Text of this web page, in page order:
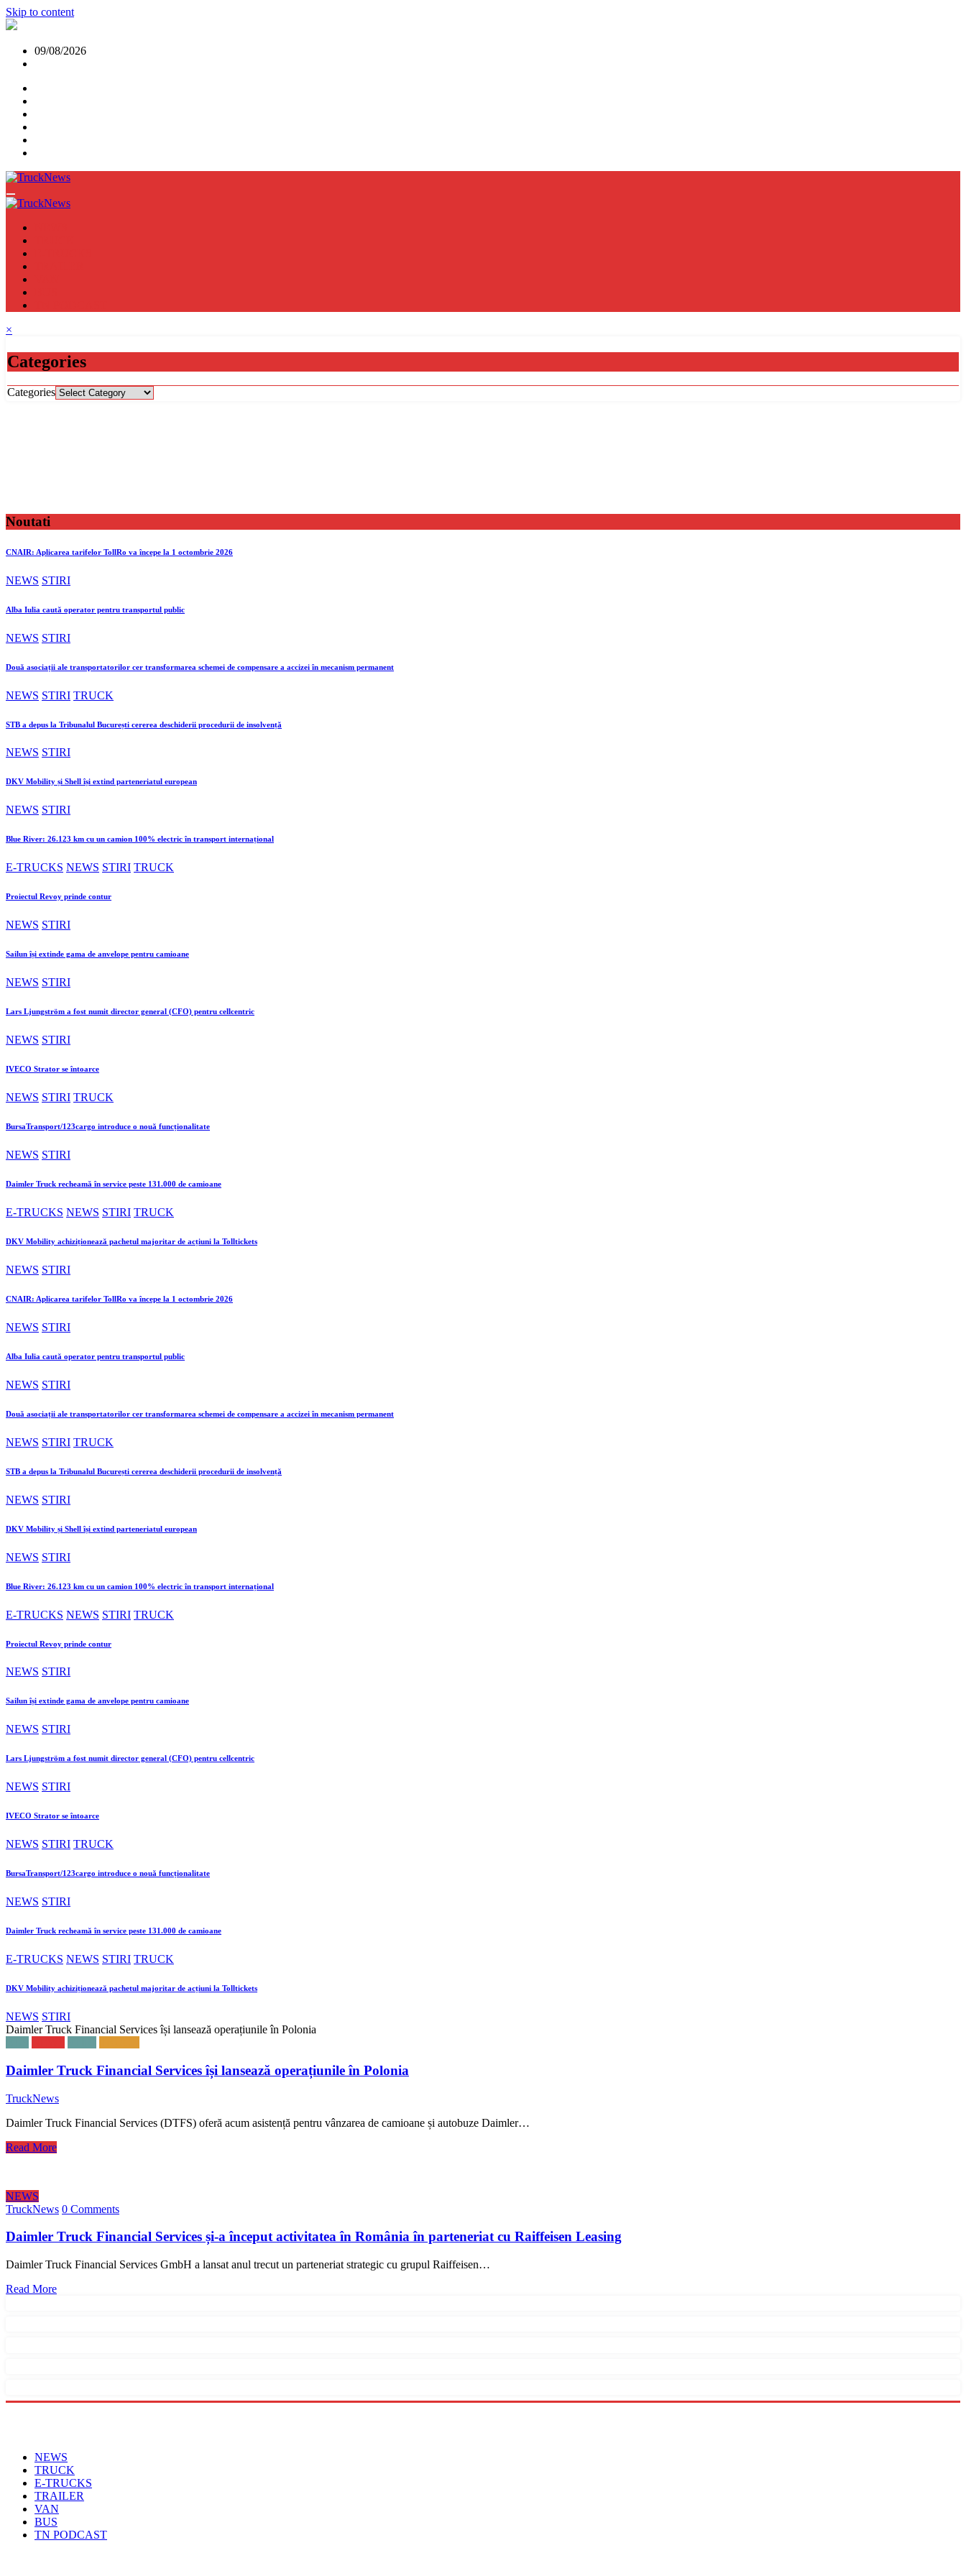
Skip to content
09/08/2026
×
Categories
Categories
Noutati
CNAIR: Aplicarea tarifelor TollRo va începe la 1 octombrie 2026
NEWS STIRI
Alba Iulia caută operator pentru transportul public
NEWS STIRI
Două asociații ale transportatorilor cer transformarea schemei de compensare a accizei în mecanism permanent
NEWS STIRI TRUCK
STB a depus la Tribunalul București cererea deschiderii procedurii de insolvență
NEWS STIRI
DKV Mobility și Shell își extind parteneriatul european
NEWS STIRI
Blue River: 26.123 km cu un camion 100% electric în transport internațional
E-TRUCKS NEWS STIRI TRUCK
Proiectul Revoy prinde contur
NEWS STIRI
Sailun își extinde gama de anvelope pentru camioane
NEWS STIRI
Lars Ljungström a fost numit director general (CFO) pentru cellcentric
NEWS STIRI
IVECO Strator se întoarce
NEWS STIRI TRUCK
BursaTransport/123cargo introduce o nouă funcționalitate
NEWS STIRI
Daimler Truck recheamă în service peste 131.000 de camioane
E-TRUCKS NEWS STIRI TRUCK
DKV Mobility achiziționează pachetul majoritar de acțiuni la Tolltickets
NEWS STIRI
CNAIR: Aplicarea tarifelor TollRo va începe la 1 octombrie 2026
NEWS STIRI
Alba Iulia caută operator pentru transportul public
NEWS STIRI
Două asociații ale transportatorilor cer transformarea schemei de compensare a accizei în mecanism permanent
NEWS STIRI TRUCK
STB a depus la Tribunalul București cererea deschiderii procedurii de insolvență
NEWS STIRI
DKV Mobility și Shell își extind parteneriatul european
NEWS STIRI
Blue River: 26.123 km cu un camion 100% electric în transport internațional
E-TRUCKS NEWS STIRI TRUCK
Proiectul Revoy prinde contur
NEWS STIRI
Sailun își extinde gama de anvelope pentru camioane
NEWS STIRI
Lars Ljungström a fost numit director general (CFO) pentru cellcentric
NEWS STIRI
IVECO Strator se întoarce
NEWS STIRI TRUCK
BursaTransport/123cargo introduce o nouă funcționalitate
NEWS STIRI
Daimler Truck recheamă în service peste 131.000 de camioane
E-TRUCKS NEWS STIRI TRUCK
DKV Mobility achiziționează pachetul majoritar de acțiuni la Tolltickets
NEWS STIRI
Daimler Truck Financial Services își lansează operațiunile în Polonia
Daimler Truck Financial Services își lansează operațiunile în Polonia
TruckNews
Daimler Truck Financial Services (DTFS) oferă acum asistență pentru vânzarea de camioane și autobuze Daimler…
Read More
NEWS
TruckNews 0 Comments
Daimler Truck Financial Services și-a început activitatea în România în parteneriat cu Raiffeisen Leasing
Daimler Truck Financial Services GmbH a lansat anul trecut un parteneriat strategic cu grupul Raiffeisen…
Read More
NEWS
TRUCK
E-TRUCKS
TRAILER
VAN
BUS
TN PODCAST